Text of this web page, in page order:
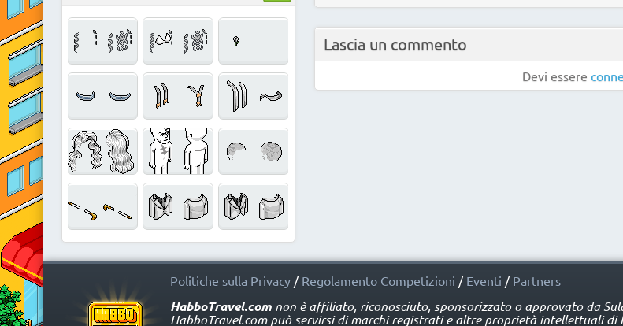
Lascia un commento
Devi essere
Politiche sulla Privacy/ Regolamento Competizioni / Eventi / Partners
HabboTravel.comnon è affiliato, riconosciuto, sponsorizzato o approvato da
HabboTravel.com può servirsi di marchi registrati e altre proprietà intellettuali di